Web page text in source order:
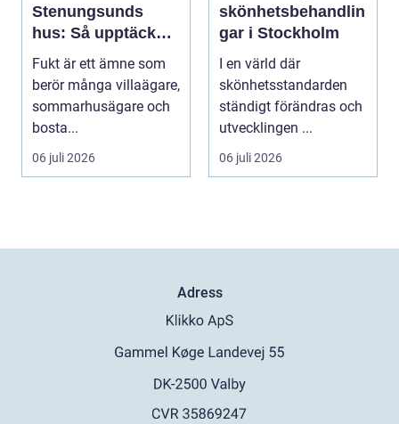
Stenungsunds
hus: Så upptäcker
och åtgärdar du
problemet
Fukt är ett ämne som
berör många villaägare,
sommarhusägare och
bosta...
06 juli 2026
skönhetsbehandlin
gar i Stockholm
I en värld där
skönhetsstandarden
ständigt förändras och
utvecklingen ...
06 juli 2026
Adress